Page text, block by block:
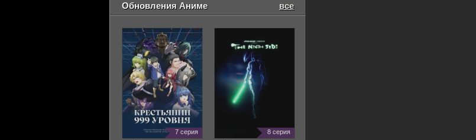
Обновления Аниме все
7 серия 8 серия